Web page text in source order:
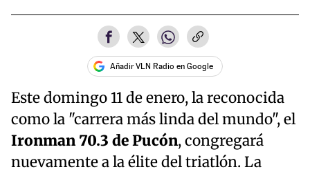
Añadir VLN Radio en Google
Este domingo 11 de enero, la reconocida
como la "carrera más linda del mundo", el
Ironman 70.3 de Pucón, congregará
nuevamente a la élite del triatlón. La